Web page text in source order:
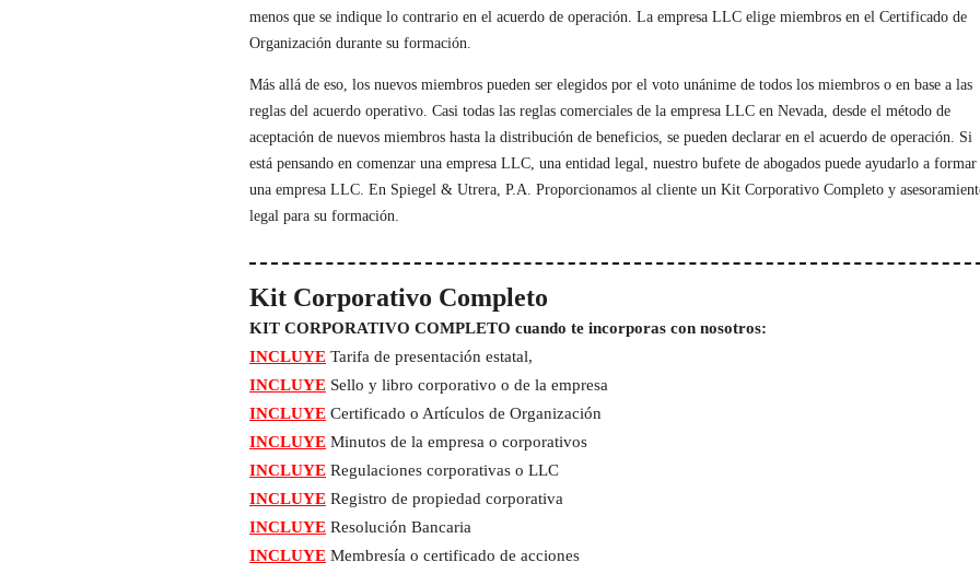
menos que se indique lo contrario en el acuerdo de operación. La empresa LLC elige miembros en el Certificado de
Organización durante su formación.
Más allá de eso, los nuevos miembros pueden ser elegidos por el voto unánime de todos los miembros o en base a las
reglas del acuerdo operativo. Casi todas las reglas comerciales de la empresa LLC en Nevada, desde el método de
aceptación de nuevos miembros hasta la distribución de beneficios, se pueden declarar en el acuerdo de operación. Si
está pensando en comenzar una empresa LLC, una entidad legal, nuestro bufete de abogados puede ayudarlo a formar
una empresa LLC. En Spiegel & Utrera, P.A. Proporcionamos al cliente un Kit Corporativo Completo y
legal para su formación.
Kit Corporativo Completo
KIT CORPORATIVO COMPLETO cuando te incorporas con nosotros:
INCLUYE Tarifa de presentación estatal,
INCLUYE Sello y libro corporativo o de la empresa
INCLUYE Certificado o Artículos de Organización
INCLUYE Minutos de la empresa o corporativos
INCLUYE Regulaciones corporativas o LLC
INCLUYE Registro de propiedad corporativa
INCLUYE Resolución Bancaria
INCLUYE Membresía o certificado de acciones